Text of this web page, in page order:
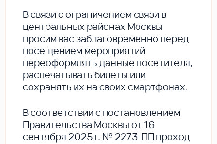
В cвязи с ограничением связи в
центральных районах Москвы
просим вас заблаговременно перед
посещением мероприятий
переоформлять данные посетителя,
распечатывать билеты или
сохранять их на своих смартфонах.
В соответствии с постановлением
Правительства Москвы от 16
сентября 2025 г. № 2273-ПП проход